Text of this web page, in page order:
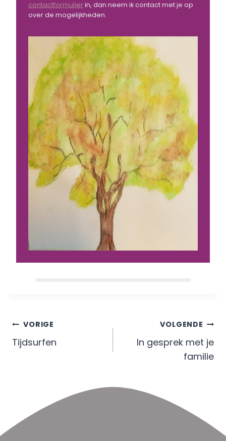
contactformulierin, dan neem ik contact met je op
over de mogelijkheden.
Berichtnavigatie
VORIGE
Tijdsurfen
VOLGENDE
In gesprek met je
familie